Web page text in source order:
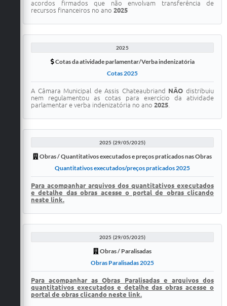
acordos firmados que não envolvam transferência de
recursos financeiros no ano 2025
2025
Cotas da atividade parlamentar/Verba indenizatória
Cotas 2025
A Câmara Municipal de Assis Chateaubriand NÃO distribuiu
nem regulamentou as cotas para exercício da atividade
parlamentar e verba indenizatória no ano 2025
2025 (29/05/2025)
Obras / Quantitativos executados e preços praticados nas Obras
Quantitativos executados/preços praticados 2025
Para acompanhar arquivos dos quantitativos executados
e detalhe das obras acesse o portal de obras clicando
neste link.
2025 (29/05/2025)
Obras / Paralisadas
Obras Paralisadas 2025
Para acompanhar as Obras Paralisadas e arquivos dos
quantitativos executados e detalhe das obras acesse o
portal de obras clicando neste link.